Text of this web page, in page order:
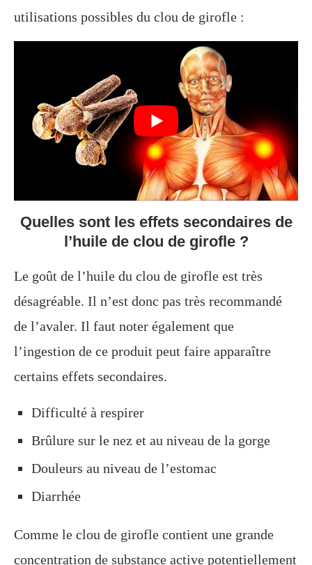
utilisations possibles du clou de girofle :
Quelles sont les effets secondaires de
l’huile de clou de girofle ?
Le goût de l’huile du clou de girofle est très
désagréable. Il n’est donc pas très recommandé
de l’avaler. Il faut noter également que
l’ingestion de ce produit peut faire apparaître
certains effets secondaires.
Difficulté à respirer
Brûlure sur le nez et au niveau de la gorge
Douleurs au niveau de l’estomac
Diarrhée
Comme le clou de girofle contient une grande
concentration de substance active potentiellement